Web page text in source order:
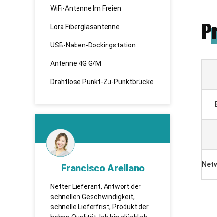
WiFi-Antenne Im Freien
Lora Fiberglasantenne
USB-Naben-Dockingstation
Antenne 4G G/M
Drahtlose Punkt-Zu-Punktbrücke
Francisco Arellano
Netter Lieferant, Antwort der
schnellen Geschwindigkeit,
schnelle Lieferfrist, Produkt der